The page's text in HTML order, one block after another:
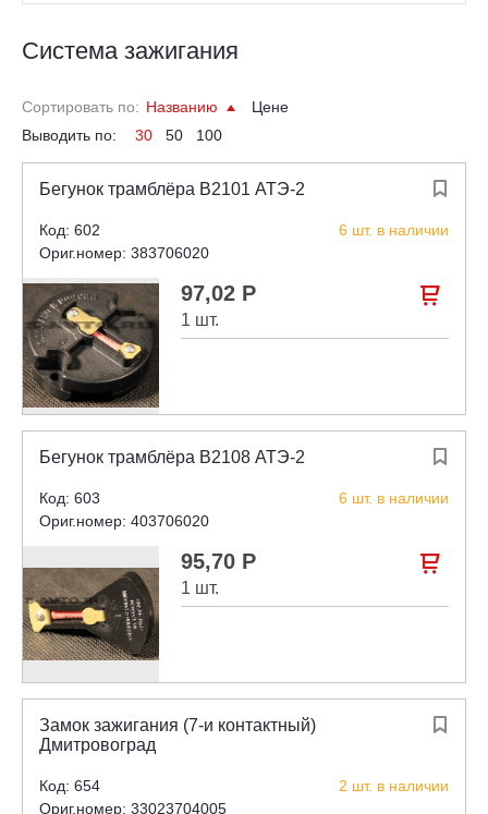
Система зажигания
Сортировать по: Названию
Цене
Выводить по:
30 50 100

Бегунок трамблёра В2101 АТЭ-2
Код: 602
6 шт. в наличии
Ориг.номер: 383706020
97,02 Р
1 шт.


Бегунок трамблёра В2108 АТЭ-2
Код: 603
6 шт. в наличии
Ориг.номер: 403706020
95,70 Р
1 шт.


Замок зажигания (7-и контактный)
Дмитровоград
Код: 654
2 шт. в наличии
Ориг.номер: 33023704005